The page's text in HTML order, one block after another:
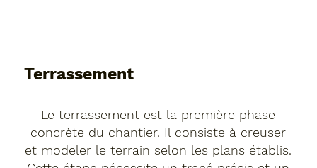
Terrassement
Le terrassement est la première phase
concrète du chantier. Il consiste à creuser
et modeler le terrain selon les plans établis.